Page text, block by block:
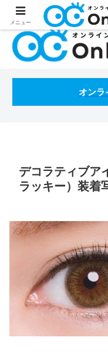
処方箋不要のコンタク
オンラ
デコラティブア
ラッキー）装着
メニュー